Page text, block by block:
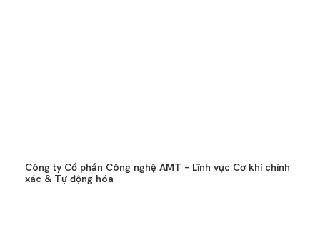
Công ty Cổ phần Công nghệ AMT – Lĩnh vực Cơ khí chính
xác & Tự động hóa